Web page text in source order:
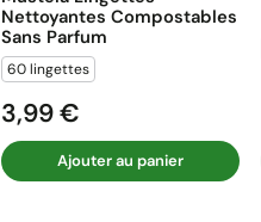
Nettoyantes Compostables
Sans Parfum
60 lingettes
Prix
3,99 €
Ajouter au panier